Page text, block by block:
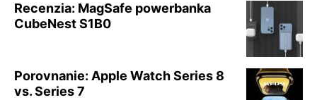
Recenzia: MagSafe powerbanka
CubeNest S1B0
Porovnanie: Apple Watch Series 8
vs. Series 7